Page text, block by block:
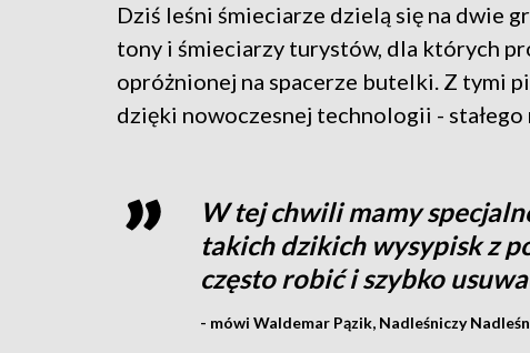
Dziś leśni śmieciarze dzielą się na dwie
tony i śmieciarzy turystów, dla których
opróżnionej na spacerze butelki. Z tymi
dzięki nowoczesnej technologii -
W tej chwili mamy
takich dzikich wysypisk z
często robić i szybko
- mówi Waldemar Pązik, Nadleśniczy